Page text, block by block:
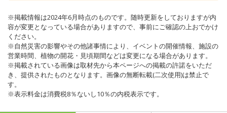
※掲載情報は2024年6月時点のものです。随時更新をしておりますが内
容が変更となっている場合がありますので、事前にご確認の上おでかけ
ください。
※自然災害の影響やその他諸事情により、イベントの開催情報、施設の
営業時間、植物の開花・見頃期間などは変更になる場合があります。
※掲載されている画像は取材先から本ページへの掲載の許諾をいただ
き、提供されたものとなります。画像の無断転載(二次使用)は禁止で
す。
※表示料金は消費税8％ないし10％の内税表示です。